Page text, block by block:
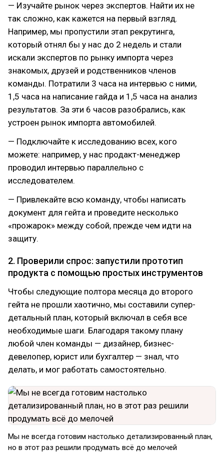
— Изучайте рынок через экспертов. Найти их не
так сложно, как кажется на первый взгляд.
Например, мы пропустили этап рекрутинга,
который отнял бы у нас до 2 недель и стали
искали экспертов по рынку импорта через
знакомых, друзей и родственников членов
команды. Потратили 3 часа на интервью с ними,
1,5 часа на написание гайда и 1,5 часа на анализ
результатов. За эти 6 часов разобрались, как
устроен рынок импорта автомобилей.
— Подключайте к исследованию всех, кого
можете: например, у нас продакт-менеджер
проводил интервью параллельно с
исследователем.
— Привлекайте всю команду, чтобы написать
документ для гейта и проведите несколько
«прожарок» между собой, прежде чем идти на
защиту.
2. Проверили спрос: запустили прототип
продукта с помощью простых инструментов
Чтобы следующие полтора месяца до второго
гейта не прошли хаотично, мы составили супер-
детальный план, который включал в себя все
необходимые шаги. Благодаря такому плану
любой член команды — дизайнер, бизнес-
девелопер, юрист или бухгалтер — знал, что
делать, и мог работать самостоятельно.
Мы не всегда готовим настолько детализированный план,
но в этот раз решили продумать всё до мелочей